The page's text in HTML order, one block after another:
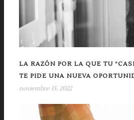
LA RAZÓN POR LA QUE TU
TE PIDE UNA NUEVA
noviembre 15, 2022